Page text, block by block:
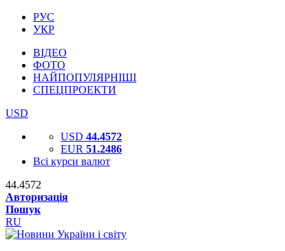
РУС
УКР
ВІДЕО
ФОТО
НАЙПОПУЛЯРНІШІ
СПЕЦПРОЕКТИ
USD
USD 44.4572
EUR 51.2486
Всі курси валют
44.4572
Авторизація
Пошук
RU